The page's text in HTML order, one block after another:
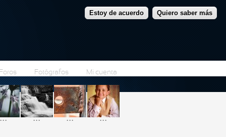
Estoy de acuerdo Quiero saber más
Fotógrafos Mi cuenta
... ... ... ...